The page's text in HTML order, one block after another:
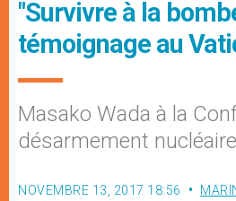
"Survivre à la
témoignage au
Masako Wada à la
désarmement nucléaire
NOVEMBRE 13, 2017 18:56